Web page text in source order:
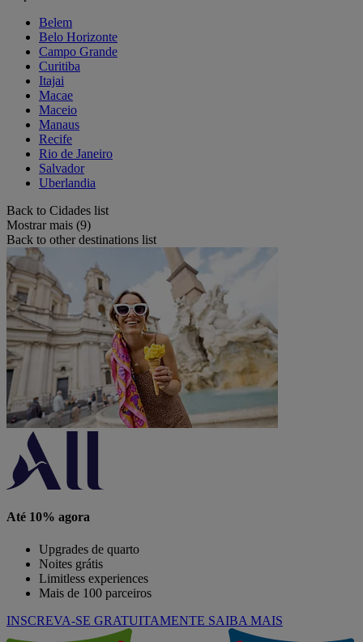
Belem
Belo Horizonte
Campo Grande
Curitiba
Itajai
Macae
Maceio
Manaus
Recife
Rio de Janeiro
Salvador
Uberlandia
Back to Cidades list
Mostrar mais (9)
Back to other destinations list
Até 10% agora
Upgrades de quarto
Noites grátis
Limitless experiences
Mais de 100 parceiros
INSCREVA-SE GRATUITAMENTE SAIBA MAIS